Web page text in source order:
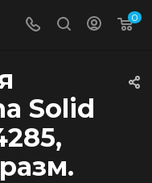
0
Solid